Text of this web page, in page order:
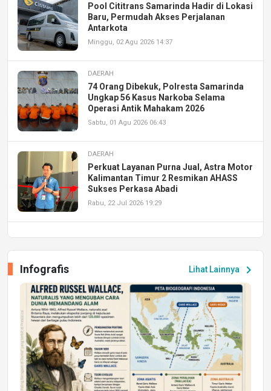
Pool Cititrans Samarinda Hadir di Lokasi
Baru, Permudah Akses Perjalanan
Antarkota
Minggu, 02 Agu 2026 14:37
DAERAH
74 Orang Dibekuk, Polresta Samarinda
Ungkap 56 Kasus Narkoba Selama
Operasi Antik Mahakam 2026
Sabtu, 01 Agu 2026 06:43
DAERAH
Perkuat Layanan Purna Jual, Astra Motor
Kalimantan Timur 2 Resmikan AHASS
Sukses Perkasa Abadi
Rabu, 22 Jul 2026 19:29
Peluang Kerja dan Magang
Jumat, 17 Jul 2026 22:30
DAERAH
Astra Motor Kalimantan Timur 2 Dukung
Mahasiswa Samarinda dalam Astra
Honda SDGs Future Leaders 2026
Jumat, 10 Jul 2026 19:01
Lihat Lainnya chevron_right
Infografis